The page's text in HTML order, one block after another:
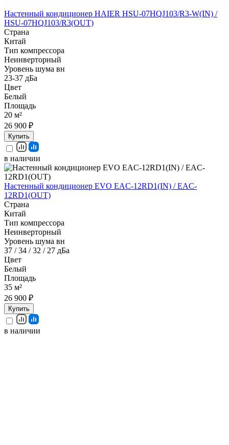
Настенный кондиционер HAIER HSU-07HQJ103/R3-W(IN) /
HSU-07HQJ103/R3(OUT)
Страна
Китай
Тип компрессора
Неинверторный
Уровень шума вн
23-37 дБа
Цвет
Белый
Площадь
20 м²
26 900 ₽
Купить
в наличии
Настенный кондиционер EVO EAC-12RD1(IN) / EAC-
12RD1(OUT)
Страна
Китай
Тип компрессора
Неинверторный
Уровень шума вн
37 / 34 / 32 / 27 дБа
Цвет
Белый
Площадь
35 м²
26 900 ₽
Купить
в наличии